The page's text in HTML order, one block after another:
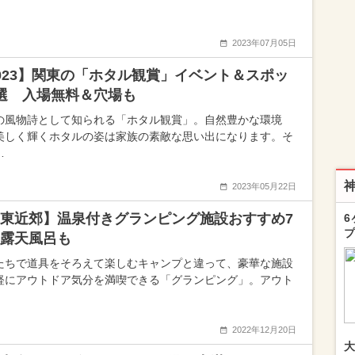
2023年07月05日
】関東の「ホタル観賞」イベント＆スポッ
入場無料＆穴場も
風物詩として知られる「ホタル観賞」。自然豊かな環境
しく輝くホタルの姿は家族の素敵な思い出になります。そ
2023年05月22日
近郊】温泉付きグランピング施設おすすめ7
天風呂も
ちで道具をそろえて楽しむキャンプと違って、豪華な施設
にアウトドア気分を満喫できる「グランピング」。アウト
2022年12月20日
6